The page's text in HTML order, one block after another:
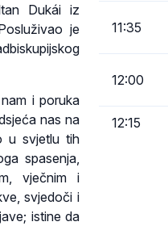
Dukái iz
je
i poruka
nas na
u svjetlu tih
spasenja,
vječnim i
svjedoči i
istine da
11:35
12:00
12:15